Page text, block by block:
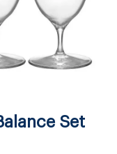
Set